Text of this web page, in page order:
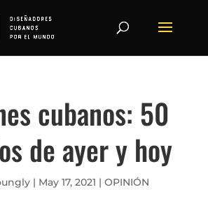
cubanos: 50
de ayer y hoy
| May 17, 2021 | OPINIÓN